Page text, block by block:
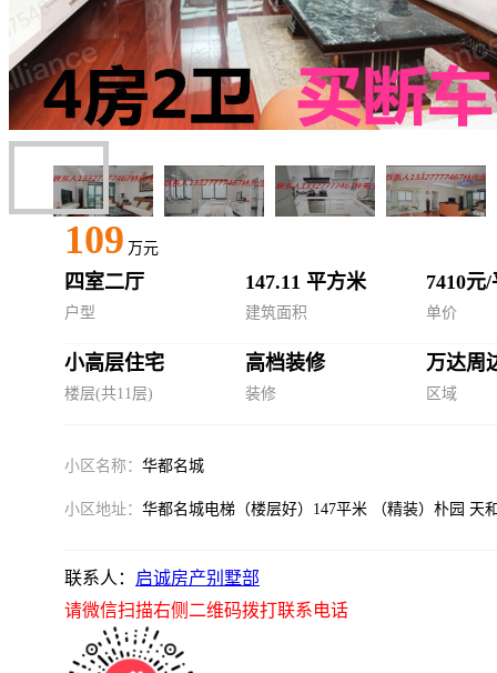
109 万元
四室二厅 147.11 平方米 7410元
户型 建筑面积 单价
小高层住宅 高档装修 万达周
楼层(共11层) 装修 区域
小区名称： 华都名城
小区地址： 华都名城电梯（楼层好）147平米 （精装）朴园 天
联系人： 启诚房产别墅部
请微信扫描右侧二维码拨打联系电话